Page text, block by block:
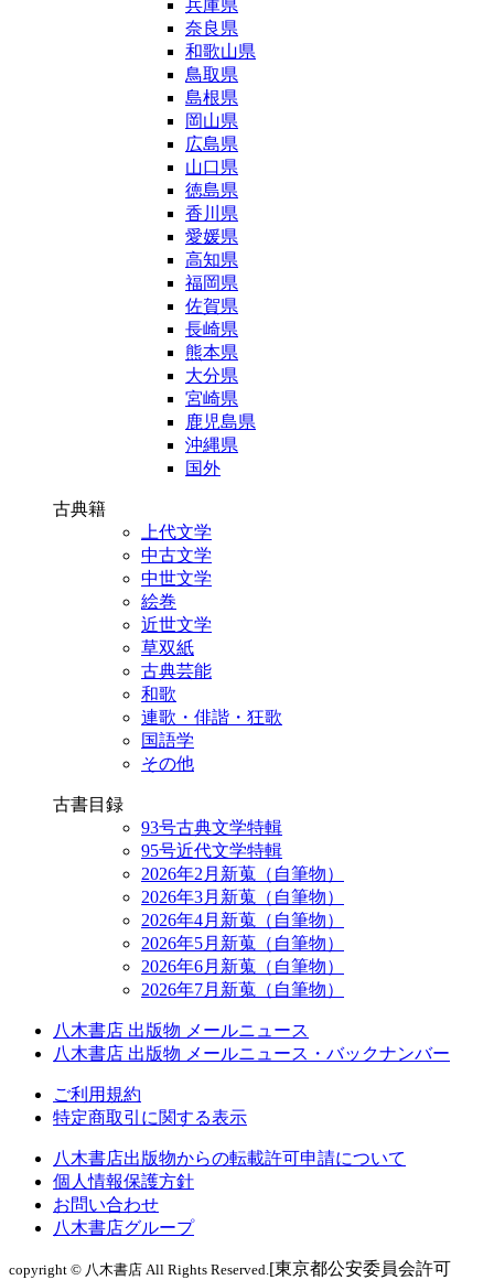
兵庫県
奈良県
和歌山県
鳥取県
島根県
岡山県
広島県
山口県
徳島県
香川県
愛媛県
高知県
福岡県
佐賀県
長崎県
熊本県
大分県
宮崎県
鹿児島県
沖縄県
国外
古典籍
上代文学
中古文学
中世文学
絵巻
近世文学
草双紙
古典芸能
和歌
連歌・俳諧・狂歌
国語学
その他
古書目録
93号古典文学特輯
95号近代文学特輯
2026年2月新蒐（自筆物）
2026年3月新蒐（自筆物）
2026年4月新蒐（自筆物）
2026年5月新蒐（自筆物）
2026年6月新蒐（自筆物）
2026年7月新蒐（自筆物）
八木書店 出版物 メールニュース
八木書店 出版物 メールニュース・バックナンバー
ご利用規約
特定商取引に関する表示
八木書店出版物からの転載許可申請について
個人情報保護方針
お問い合わせ
八木書店グループ
copyright © 八木書店 All Rights Reserved.[東京都公安委員会許可